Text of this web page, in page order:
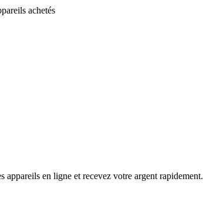
achetés
appareils en ligne et recevez votre argent rapidement.